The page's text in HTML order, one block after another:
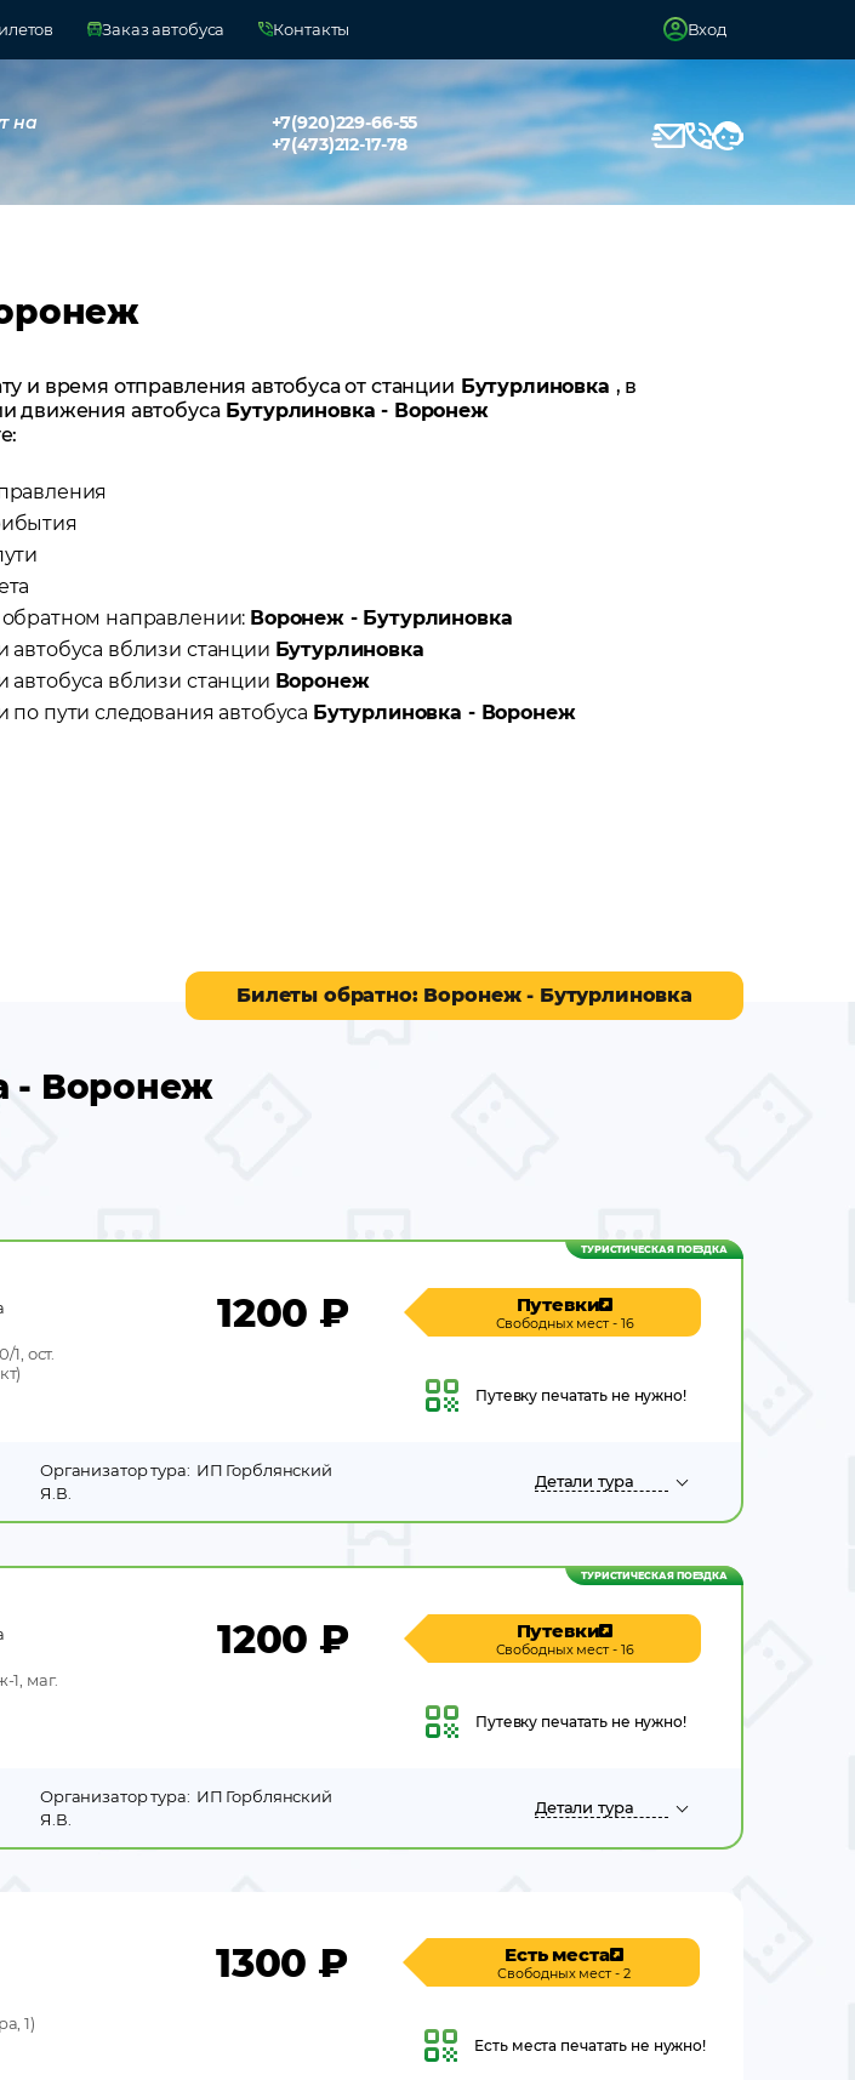
Заказ автобуса Контакты Вход
на
+7(920)229-66-55
+7(473)212-17-78
и время отправления автобуса от станции Бутурлиновка , в
движения автобусаБутурлиновка - Воронеж
направлении: Воронеж - Бутурлиновка
автобуса вблизи станции Бутурлиновка
автобуса вблизи станции Воронеж
по пути следования автобуса Бутурлиновка - Воронеж
- Воронеж
Билеты обратно: Воронеж - Бутурлиновка
ТУРИСТИЧЕСКАЯ ПОЕЗДКА
ост.
)
1200 ₽ Путевки
Свободных мест - 16
Путевку печатать не нужно!
Организатор тура: ИП Горблянский
Я.В.
Деталитура
ТУРИСТИЧЕСКАЯ ПОЕЗДКА
маг.
1200 ₽ Путевки
Свободных мест - 16
Путевку печатать не нужно!
Организатор тура: ИП Горблянский
Я.В.
Деталитура
1)
1300 ₽ Есть места
Свободных мест - 2
Есть места печатать не нужно!